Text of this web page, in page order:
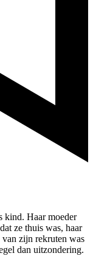
kind. Haar moeder
ze thuis was, haar
van zijn rekruten was
dan uitzondering.